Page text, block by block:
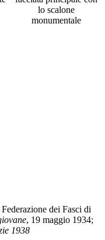
lo scalone
monumentale
dei Fasci di
, 19 maggio 1934;
1938